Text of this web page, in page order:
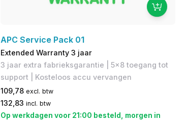
APC Service Pack 01
Extended Warranty 3 jaar
3 jaar extra fabrieksgarantie​ | 5x8 toegang tot
support | Kosteloos accu vervangen
109,78 excl. btw
132,83 incl. btw
Op werkdagen voor 21:00 besteld, morgen in